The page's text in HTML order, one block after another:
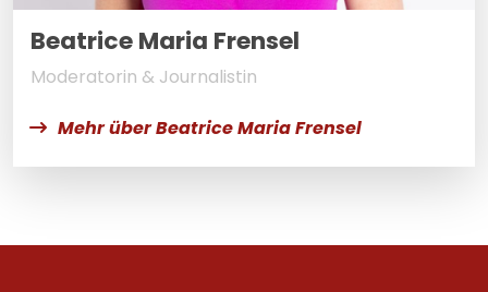
Beatrice Maria Frensel
Moderatorin & Journalistin
Mehr über Beatrice Maria Frensel